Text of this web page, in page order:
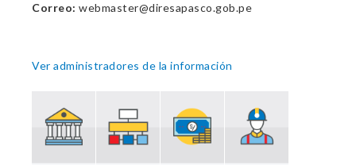
Correo: webmaster@diresapasco.gob.pe
Ver administradores de la información